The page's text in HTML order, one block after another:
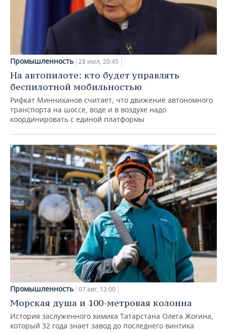
Промышленность 28 июл, 20:45
На автопилоте: кто будет управлять
беспилотной мобильностью
Рифкат Минниханов считает, что движение автономного
транспорта на шоссе, воде и в воздухе надо
координировать с единой платформы
Промышленность 07 авг, 13:00
Морская душа и 100-метровая колонна
История заслуженного химика Татарстана Олега Жогина,
который 32 года знает завод до последнего винтика